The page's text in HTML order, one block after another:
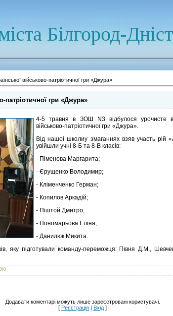
Білгород-
військово-патріотичної гри «Джура»
патріотичної гри «Джура»
4-5 травня в ЗОШ N3 відбулося урочисте
військово-патріотичної гри «Джура».
Від нашоі школиу змаганнях взяв участь рій
увійшли учні 8-Б та 8-В класів:
- Піменова Маргарита;
- Єрущенко Володимир;
- Кліменченко Герман;
- Копилов Аркадій;
- Піштой Дмитро;
- Пономарьова Еліна;
- Данилюк Микита.
яку підготували команду-переможця: Півня Д.М.,
/0
Додавати коментарі можуть лише зареєстровані користувачі.
[ Реєстрація | Вхід ]